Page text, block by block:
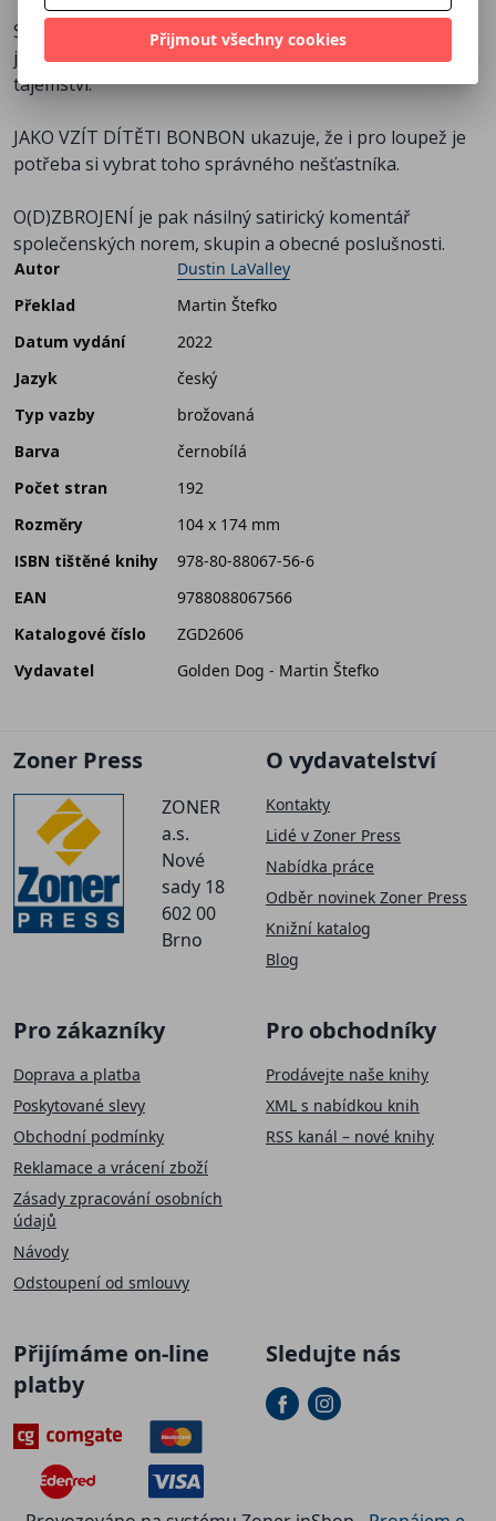
SPINNER pojednává o trampotách uprchlého vraha,
jemuž se v srdci Adirondackých hor podaří odhalit děsivé
tajemství.
JAKO VZÍT DÍTĚTI BONBON ukazuje, že i pro loupež je
potřeba si vybrat toho správného nešťastníka.
O(D)ZBROJENÍ je pak násilný satirický komentář
společenských norem, skupin a obecné poslušnosti.
Autor
Dustin LaValley
Překlad
Martin Štefko
Datum vydání
2022
Jazyk
český
Typ vazby
brožovaná
Barva
černobílá
Počet stran
192
Rozměry
104 x 174 mm
ISBN tištěné knihy
978-80-88067-56-6
EAN
9788088067566
Katalogové číslo
ZGD2606
Vydavatel
Golden Dog - Martin Štefko
Zoner Press
ZONER
a.s.
Nové
sady 18
602 00
Brno
O vydavatelství
Kontakty
Lidé v Zoner Press
Nabídka práce
Odběr novinek Zoner Press
Knižní katalog
Blog
Pro zákazníky
Doprava a platba
Poskytované slevy
Obchodní podmínky
Reklamace a vrácení zboží
Zásady zpracování osobních
údajů
Návody
Odstoupení od smlouvy
Pro obchodníky
Prodávejte naše knihy
XML s nabídkou knih
RSS kanál – nové knihy
Přijímáme on-line
platby
Sledujte nás
Přijmout všechny cookies